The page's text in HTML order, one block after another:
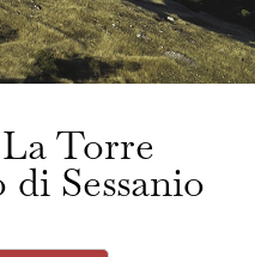
Torre
di Sessanio